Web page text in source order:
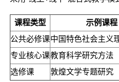
课程类型 示例课程
公共必修课中国特色社会主义
专业核心课教育科学研究方法
选修课
敦煌文学专题研究